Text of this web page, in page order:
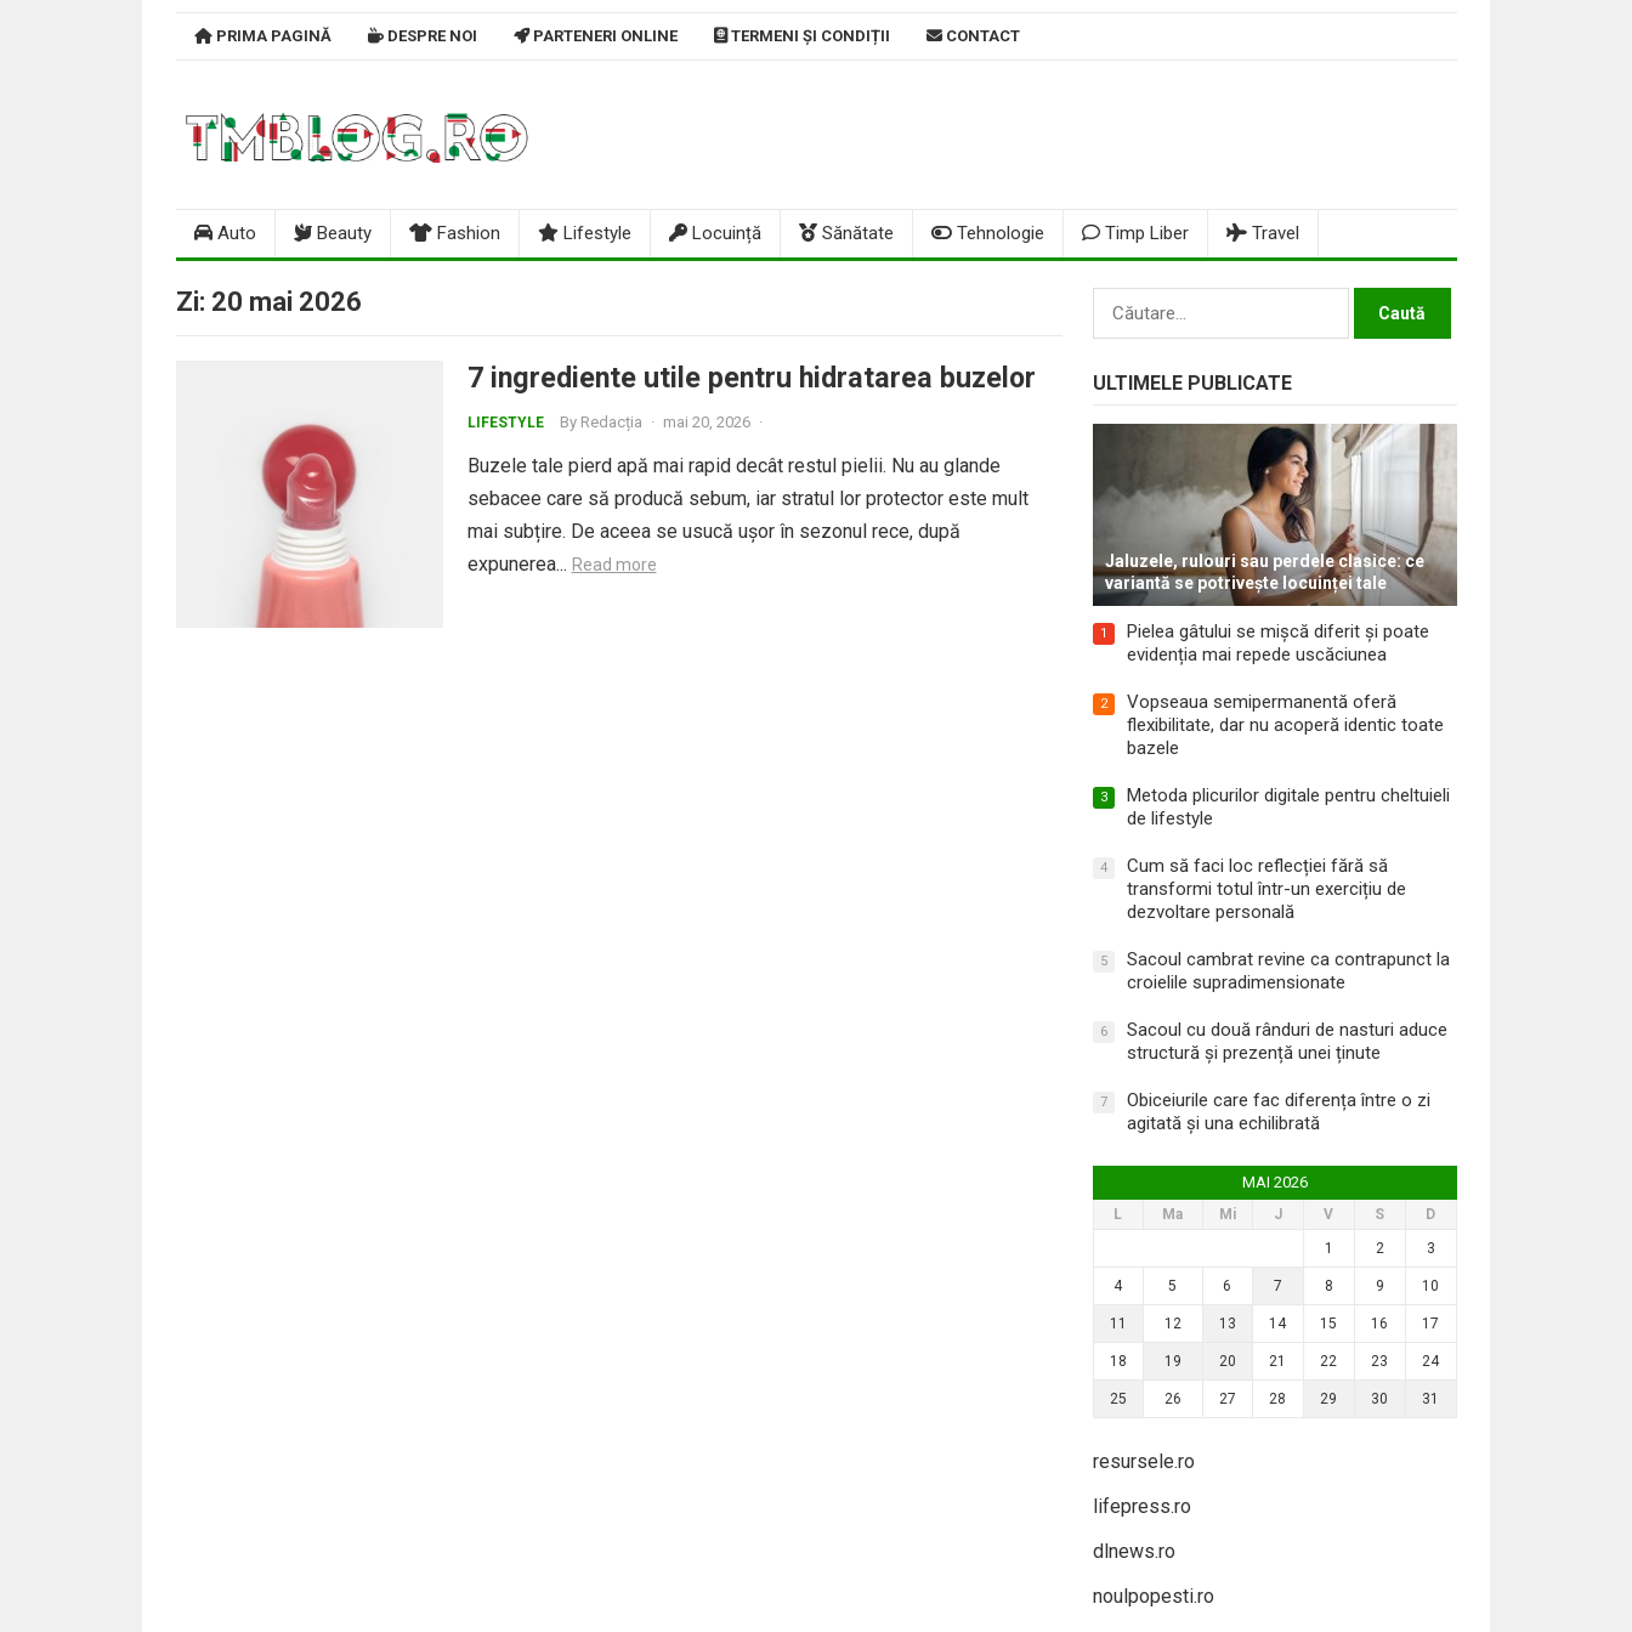
PRIMA PAGINĂ DESPRE NOI PARTENERI ONLINE TERMENI ȘI CONDIȚII CONTACT
Auto Beauty Fashion Lifestyle Locuință Sănătate Tehnologie Timp Liber Travel
Zi: 20 mai 2026
7 ingrediente utile pentru hidratarea buzelor
LIFESTYLE By Redacția · mai 20, 2026 ·
Buzele tale pierd apă mai rapid decât restul pielii. Nu au glande
sebacee care să producă sebum, iar stratul lor protector este mult
mai subțire. De aceea se usucă ușor în sezonul rece, după
expunerea... Read more
Caută
ULTIMELE PUBLICATE
Jaluzele, rulouri sau perdele clasice: ce
variantă se potrivește locuinței tale
1
Pielea gâtului se mișcă diferit și poate
evidenția mai repede uscăciunea
2
Vopseaua semipermanentă oferă
flexibilitate, dar nu acoperă identic toate
bazele
3
Metoda plicurilor digitale pentru cheltuieli
de lifestyle
4
Cum să faci loc reflecției fără să
transformi totul într-un exercițiu de
dezvoltare personală
5
Sacoul cambrat revine ca contrapunct la
croielile supradimensionate
6
Sacoul cu două rânduri de nasturi aduce
structură și prezență unei ținute
7
Obiceiurile care fac diferența între o zi
agitată și una echilibrată
MAI 2026
L Ma Mi J V S
D
1
2 3
4 5 6 7 8 9 10
11 12 13 14 15 16 17
18 19 20 21 22 23 24
25 26 27 28 29 30 31
resursele.ro
lifepress.ro
dlnews.ro
noulpopesti.ro